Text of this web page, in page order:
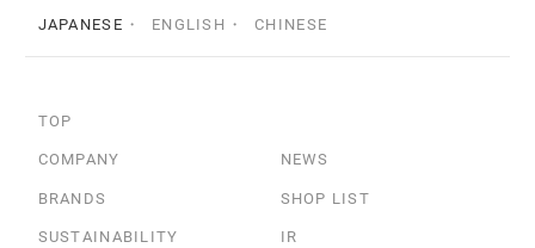
JAPANESE ENGLISH CHINESE
TOP
COMPANY NEWS
BRANDS SHOP LIST
SUSTAINABILITY IR